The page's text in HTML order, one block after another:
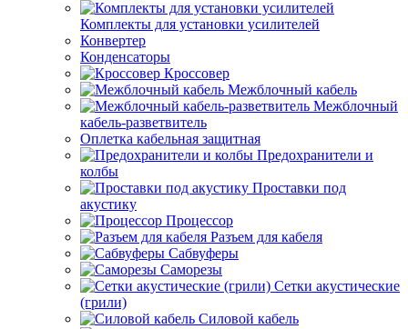
Комплекты для установки усилителей
Конвертер
Конденсаторы
Кроссовер
Межблочный кабель
Межблочный
кабель-разветвитель
Оплетка кабельная защитная
Предохранители и
колбы
Проставки под
акустику
Процессор
Разъем для кабеля
Сабвуферы
Саморезы
Сетки акустические
(грили)
Силовой кабель